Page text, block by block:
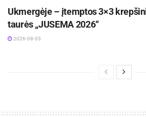
Ukmergėje – įtemptos 3×3
taurės „JUSEMA 2026“
2026-08-03